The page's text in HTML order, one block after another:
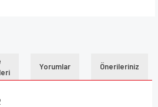
Yorumlar Önerileriniz